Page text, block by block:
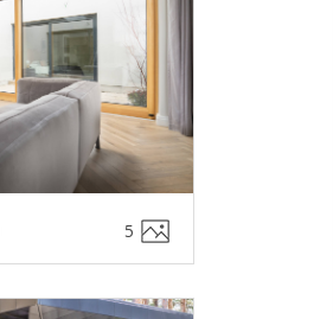
5